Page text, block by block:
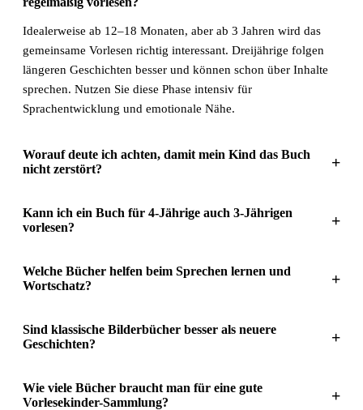
Idealerweise ab 12–18 Monaten, aber ab 3 Jahren wird das
gemeinsame Vorlesen richtig interessant. Dreijährige folgen
längeren Geschichten besser und können schon über Inhalte
sprechen. Nutzen Sie diese Phase intensiv für
Sprachentwicklung und emotionale Nähe.
Worauf deute ich achten, damit mein Kind das Buch
nicht zerstört?
+
Kann ich ein Buch für 4-Jährige auch 3-Jährigen
vorlesen?
+
Welche Bücher helfen beim Sprechen lernen und
Wortschatz?
+
Sind klassische Bilderbücher besser als neuere
Geschichten?
+
Wie viele Bücher braucht man für eine gute
Vorlesekinder-Sammlung?
+